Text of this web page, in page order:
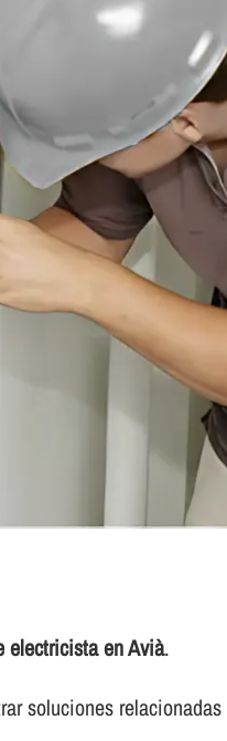
electricista en Avià.
soluciones